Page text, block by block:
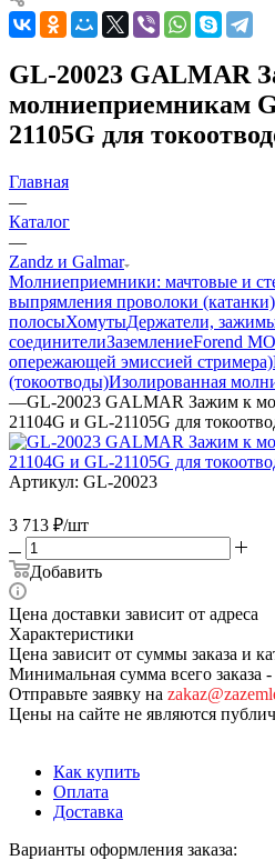
GL-20023 GALMAR
молниеприемникам
21105G для
Главная
—
Каталог
—
Zandz и Galmar
Молниеприемники: мачтовые и
выпрямления проволоки
полосыХомутыДержатели,
соединителиЗаземлениеForend
опережающей эмиссией стримера)
(токоотводы)Изолированная
—GL-20023 GALMAR Зажим к
21104G и GL-21105G для
Артикул: GL-20023
3 713 ₽/шт
Добавить
Цена доставки зависит от адреса
Характеристики
Цена зависит от суммы заказа и
Минимальная сумма всего заказа
Отправьте заявку на
Цены на сайте не являются
Как купить
Оплата
Доставка
Варианты оформления заказа: